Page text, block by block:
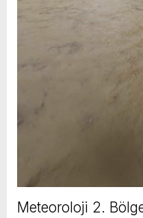
Meteoroloji 2.